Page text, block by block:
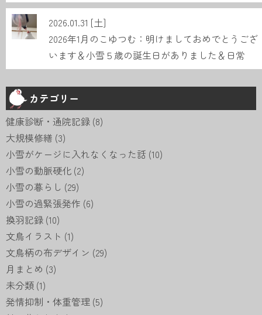
2026.01.31 [土]
2026年1月のこゆつむ：明けましておめでとうござ
います＆小雪５歳の誕生日がありました＆日常
カテゴリー
健康診断・通院記録 (8)
大規模修繕 (3)
小雪がケージに入れなくなった話 (10)
小雪の動脈硬化 (2)
小雪の暮らし (29)
小雪の過緊張発作 (6)
換羽記録 (10)
文鳥イラスト (1)
文鳥柄の布デザイン (29)
月まとめ (3)
未分類 (1)
発情抑制・体重管理 (5)